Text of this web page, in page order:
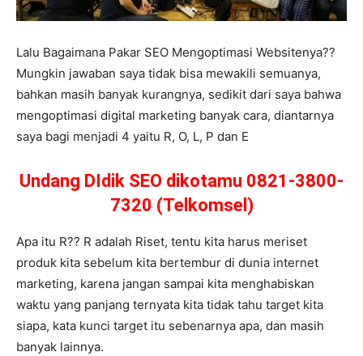
Lalu Bagaimana Pakar SEO Mengoptimasi Websitenya??
Mungkin jawaban saya tidak bisa mewakili semuanya,
bahkan masih banyak kurangnya, sedikit dari saya bahwa
mengoptimasi digital marketing banyak cara, diantarnya
saya bagi menjadi 4 yaitu R, O, L, P dan E
Undang DIdik SEO dikotamu 0821-3800-
7320 (Telkomsel)
Apa itu R?? R adalah Riset, tentu kita harus meriset
produk kita sebelum kita bertembur di dunia internet
marketing, karena jangan sampai kita menghabiskan
waktu yang panjang ternyata kita tidak tahu target kita
siapa, kata kunci target itu sebenarnya apa, dan masih
banyak lainnya.